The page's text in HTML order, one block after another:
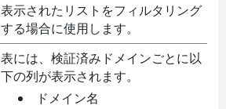
表示されたリストをフィルタリング
する場合に使用します。
表には、検証済みドメインごとに以
下の列が表示されます。
ドメイン名